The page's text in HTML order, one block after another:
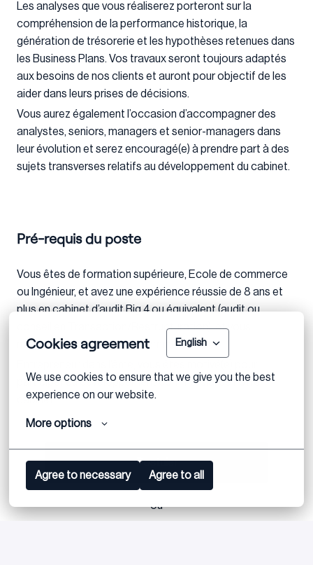
Cookies agreement English
We use cookies to ensure that we give you the best
experience on our website.
More options
Agree to necessary Agree to all
Les analyses que vous réaliserez porteront sur la
compréhension de la performance historique, la
génération de trésorerie et les hypothèses retenues dans
les Business Plans. Vos travaux seront toujours adaptés
aux besoins de nos clients et auront pour objectif de les
aider dans leurs prises de décisions.
Vous aurez également l’occasion d’accompagner des
analystes, seniors, managers et senior-managers dans
leur évolution et serez encouragé(e) à prendre part à des
sujets transverses relatifs au développement du cabinet.
Pré-requis du poste
Vous êtes de formation supérieure, Ecole de commerce
ou Ingénieur, et avez une expérience réussie de 8 ans et
plus en cabinet d’audit Big 4 ou équivalent (audit ou
conseil en Transaction/Restructuration), et vous
maîtrisez l’anglais à l’écrit comme à l’oral.
participer au développement commercial de notre
cabinet.
Postuler
ou